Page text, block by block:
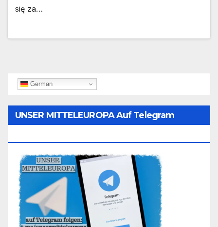
się za…
German
UNSER MITTELEUROPA Auf Telegram